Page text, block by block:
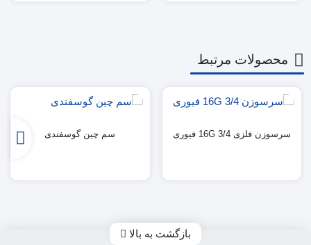
محصولات مرتبط
سرسوزن فلزی 3/4 16G فیوری سم چین گوسفندی
بازگشت به بالا